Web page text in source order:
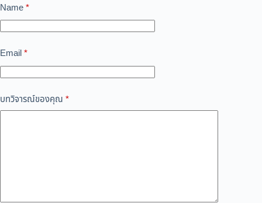
Name*
Email*
บทวิจารณ์ของคุณ *